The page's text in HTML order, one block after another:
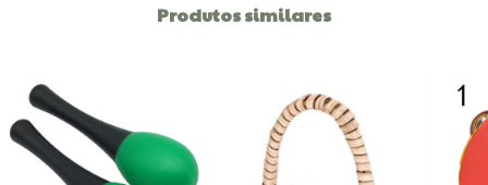
Produtos similares